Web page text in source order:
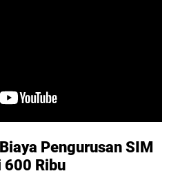
Pengurusan SIM
600 Ribu